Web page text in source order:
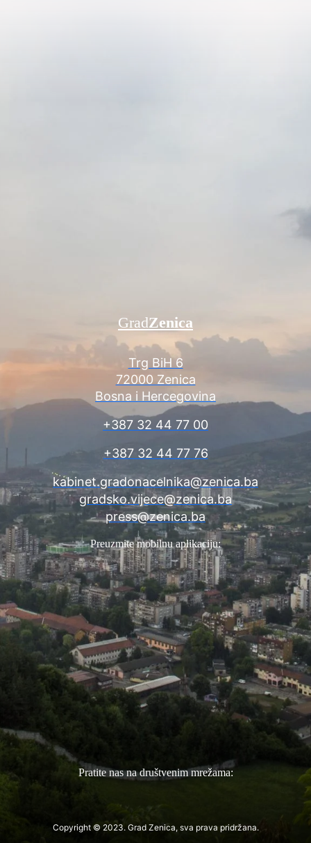
Trg BiH 6
72000 Zenica
Bosna i Hercegovina
+387 32 44 77 00
+387 32 44 77 76
kabinet.gradonacelnika@zenica.ba
gradsko.vijece@zenica.ba
press@zenica.ba
GradZenica
Preuzmite mobilnu aplikaciju:
Pratite nas na društvenim mrežama:
Copyright © 2023. Grad Zenica, sva prava pridržana.